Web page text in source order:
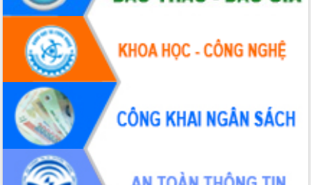
Ứng dụng sinh trắc học - Bước tiến
trong hành trình chuyển đổi số tại Đắk
Lắk
Đắk Lắk nâng cao hiệu quả công tác
Đảng từ Sổ tay đảng viên điện tử
Đắk Lắk đẩy mạnh nuôi biển công
nghệ, hướng tới phát triển thủy sản
bền vững
Tập huấn nâng cao năng lực triển khai
chuyển đổi số cho cán bộ, công chức
cấp xã